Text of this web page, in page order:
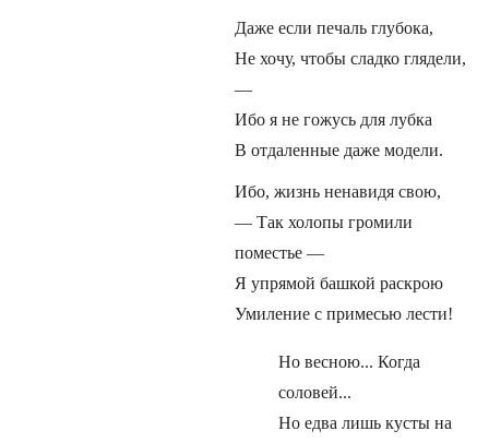
Даже если печаль глубока,
Не хочу, чтобы сладко глядели,
—
Ибо я не гожусь для лубка
В отдаленные даже модели.
Ибо, жизнь ненавидя свою,
— Так холопы громили
поместье —
Я упрямой башкой раскрою
Умиление с примесью лести!
Но весною... Когда
соловей...
Но едва лишь кусты на